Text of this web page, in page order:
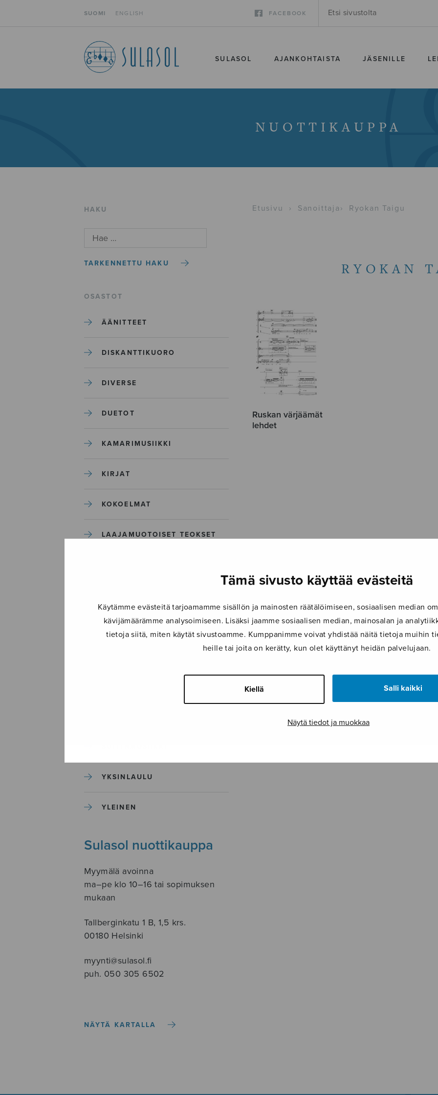
Tämä sivusto käyttää evästeitä
Käytämme evästeitä tarjoamamme sisällön ja mainosten räätälöimiseen, sosiaalisen median
kävijämäärämme analysoimiseen. Lisäksi jaamme sosiaalisen median, mainosalan ja
tietoja siitä, miten käytät sivustoamme. Kumppanimme voivat yhdistää näitä tietoja muihin
heille tai joita on kerätty, kun olet käyttänyt heidän palvelujaan.
Kiellä Salli kaikki
Näytä tiedot ja muokkaa
SUOMI ENGLISH FACEBOOK
SULASOL AJANKOHTAISTA JÄSENILLE
NUOTTIKAUPPA
HAKU
TARKENNETTU HAKU
OSASTOT
ÄÄNITTEET
DISKANTTIKUORO
DIVERSE
DUETOT
KAMARIMUSIIKKI
KIRJAT
KOKOELMAT
LAAJAMUOTOISET TEOKSET
MUUT
YKSINLAULU
YLEINEN
Sulasol nuottikauppa
Myymälä avoinna
ma–pe klo 10–16 tai sopimuksen
mukaan
Tallberginkatu 1 B, 1,5 krs.
00180 Helsinki
myynti@sulasol.fi
puh. 050 305 6502
NÄYTÄ KARTALLA
Etusivu › Sanoittaja › Ryokan Taigu
RYOKAN
Ruskan värjäämät
lehdet